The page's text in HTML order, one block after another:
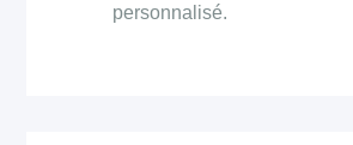
personnalisé.